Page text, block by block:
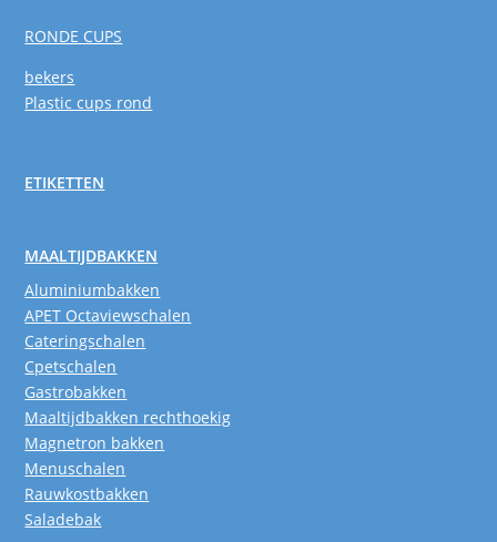
RONDE CUPS
bekers
Plastic cups rond
ETIKETTEN
MAALTIJDBAKKEN
Aluminiumbakken
APET Octaviewschalen
Cateringschalen
Cpetschalen
Gastrobakken
Maaltijdbakken rechthoekig
Magnetron bakken
Menuschalen
Rauwkostbakken
Saladebak